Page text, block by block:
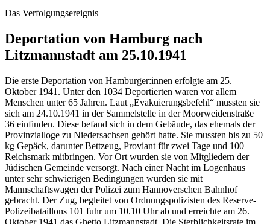
Das Verfolgungsereignis
Deportation von Hamburg nach
Litzmannstadt am 25.10.1941
Die erste Deportation von Hamburger:innen erfolgte am 25.
Oktober 1941. Unter den 1034 Deportierten waren vor allem
Menschen unter 65 Jahren. Laut „Evakuierungsbefehl“ mussten sie
sich am 24.10.1941 in der Sammelstelle in der Moorweidenstraße
36 einfinden. Diese befand sich in dem Gebäude, das ehemals der
Provinzialloge zu Niedersachsen gehört hatte. Sie mussten bis zu 50
kg Gepäck, darunter Bettzeug, Proviant für zwei Tage und 100
Reichsmark mitbringen. Vor Ort wurden sie von Mitgliedern der
Jüdischen Gemeinde versorgt. Nach einer Nacht im Logenhaus
unter sehr schwierigen Bedingungen wurden sie mit
Mannschaftswagen der Polizei zum Hannoverschen Bahnhof
gebracht. Der Zug, begleitet von Ordnungspolizisten des Reserve-
Polizeibataillons 101 fuhr um 10.10 Uhr ab und erreichte am 26.
Oktober 1941 das Ghetto Litzmannstadt. Die Sterblichkeitsrate im